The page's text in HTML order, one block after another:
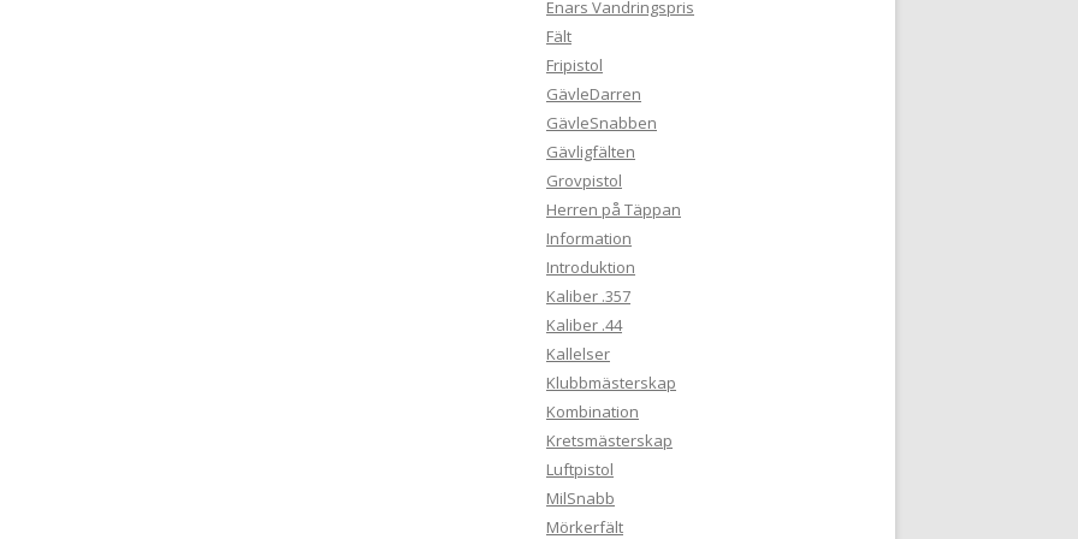
Enars Vandringspris
Fält
Fripistol
GävleDarren
GävleSnabben
Gävligfälten
Grovpistol
Herren på Täppan
Information
Introduktion
Kaliber .357
Kaliber .44
Kallelser
Klubbmästerskap
Kombination
Kretsmästerskap
Luftpistol
MilSnabb
Mörkerfält